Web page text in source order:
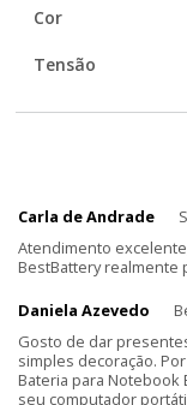
Cor
Tensão
Carla de Andrade
Atendimento
BestBattery realmente
Daniela Azevedo
Gosto de dar
simples decoração.
Bateria para
seu computador